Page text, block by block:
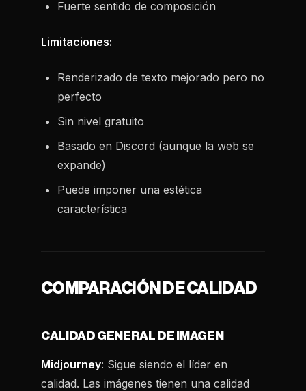
Fuerte sentido de composición
Limitaciones:
Renderizado de texto mejorado pero no
perfecto
Sin nivel gratuito
Basado en Discord (aunque la web se
expande)
Puede imponer una estética
característica
COMPARACIÓN DE CALIDAD
CALIDAD GENERAL DE IMAGEN
Midjourney: Sigue siendo el líder en
calidad. Las imágenes tienen una calidad